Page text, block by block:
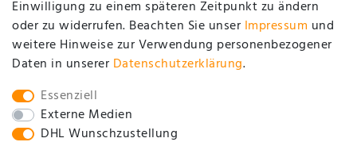
Datenschutzerklärung
AGB / Kundeninformationen
Impressum
SOCIAL
Einwilligung zu einem späteren Zeitpunkt zu ändern
oder zu widerrufen. Beachten Sie unser Impressum und
weitere Hinweise zur Verwendung personenbezogener
Daten in unserer Daten­schutz­erklärung.
Essenziell
Externe Medien
DHL Wunschzustellung